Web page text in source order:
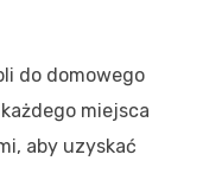
do domowego
miejsca
aby uzyskać